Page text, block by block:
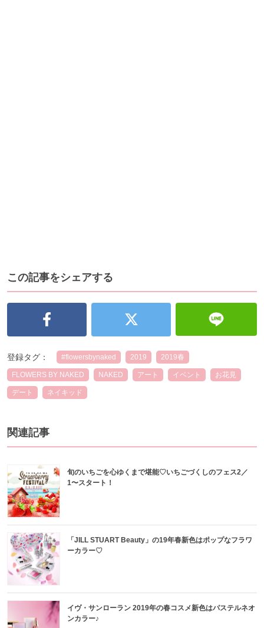
この記事をシェアする
登録タグ： #flowersbynaked 2019 2019春
FLOWERS BY NAKED NAKED アート イベント お花見
デート ネイキッド
関連記事
旬のいちごを心ゆくまで堪能♡いちごづくしのフェス2／
1〜スタート！
「JILL STUART Beauty」の19年春新色はポップなフラワ
ーカラー♡
イヴ・サンローラン 2019年の春コスメ新色はパステルネオ
ンカラー♪